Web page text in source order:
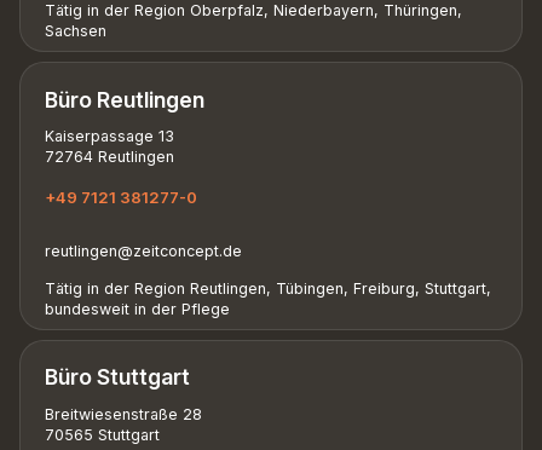
Tätig in der Region Oberpfalz, Niederbayern, Thüringen,
Sachsen
Büro Reutlingen
Kaiserpassage 13
72764 Reutlingen
+49 7121 381277-0
reutlingen@zeitconcept.de
Tätig in der Region Reutlingen, Tübingen, Freiburg, Stuttgart,
bundesweit in der Pflege
Büro Stuttgart
Breitwiesenstraße 28
70565 Stuttgart